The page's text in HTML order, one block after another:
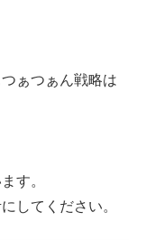
ぁつぁん戦略は
す。
してください。